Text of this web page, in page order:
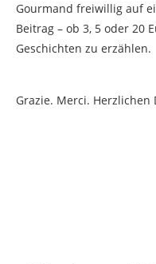
Gourmand freiwillig auf
Beitrag – ob 3, 5 oder 20
Geschichten zu erzählen.
Grazie. Merci. Herzlichen